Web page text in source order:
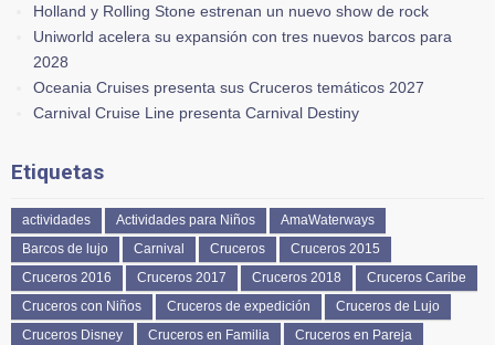
Holland y Rolling Stone estrenan un nuevo show de rock
Uniworld acelera su expansión con tres nuevos barcos para
2028
Oceania Cruises presenta sus Cruceros temáticos 2027
Carnival Cruise Line presenta Carnival Destiny
Etiquetas
actividades Actividades para Niños
AmaWaterways
Barcos de lujo
Carnival Cruceros
Cruceros 2015
Cruceros 2016
Cruceros 2017 Cruceros 2018
Cruceros Caribe
Cruceros con Niños
Cruceros de expedición
Cruceros de Lujo
Cruceros Disney
Cruceros en Familia
Cruceros en Pareja